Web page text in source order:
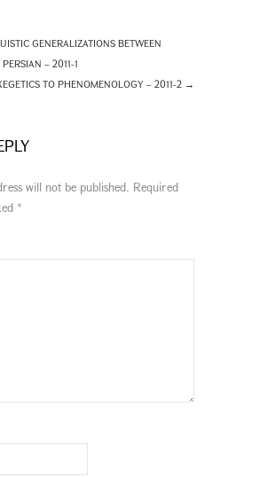
GENERALIZATIONS BETWEEN
– 2011-1
TO PHENOMENOLOGY – 2011-2 →
will not be published. Required
*